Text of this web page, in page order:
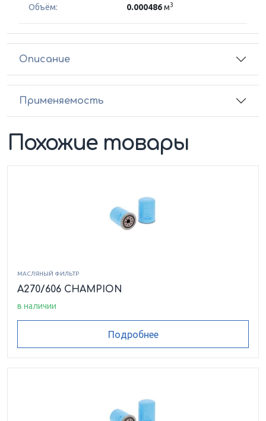
Объём: 0.000486м3
Описание
Применяемость
Похожие товары
МАСЛЯНЫЙ ФИЛЬТР
A270/606 CHAMPION
в наличии
Подробнее